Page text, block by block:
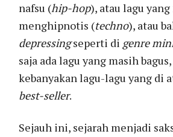
nafsu (hip-hop), atau lagu
menghipnotis (techno), atau
depressingseperti di genre
saja ada lagu yang masih
kebanyakan lagu-lagu yang di
best-seller.
Sejauh ini, sejarah menjadi